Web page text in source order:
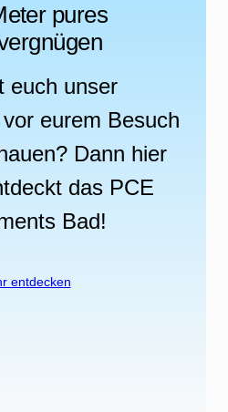
pures
euch unser
eurem Besuch
Dann hier
das PCE
Bad!
entdecken